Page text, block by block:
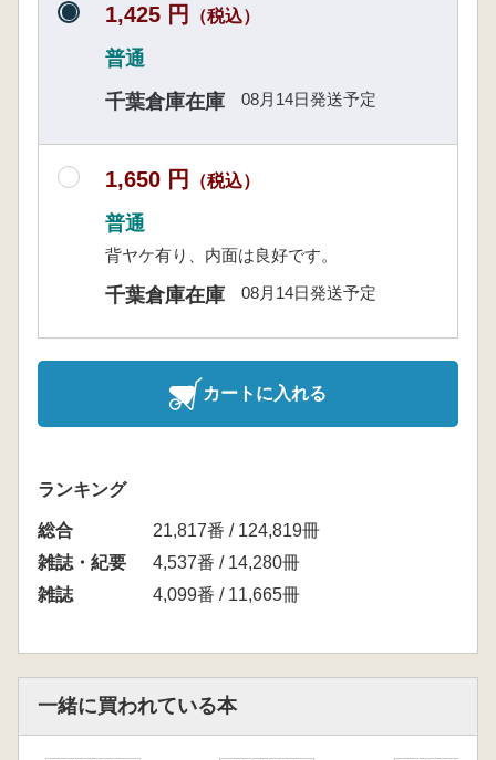
1,425 円 （税込）
普通
千葉倉庫在庫
08月14日発送予定
1,650 円 （税込）
普通
背ヤケ有り、内面は良好です。
千葉倉庫在庫 08月14日発送予定
カートに入れる
ランキング
総合
21,817番 / 124,819冊
雑誌・紀要
4,537番 / 14,280冊
雑誌
4,099番 / 11,665冊
一緒に買われている本